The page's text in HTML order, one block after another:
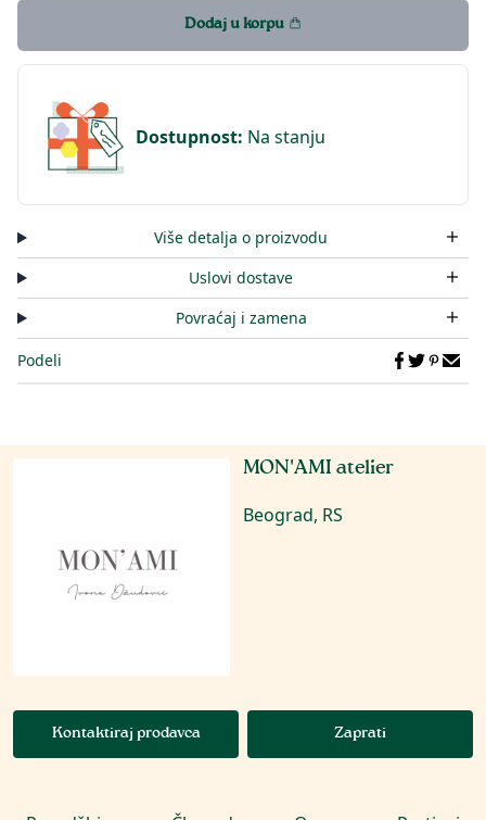
Dodaj u korpu
Dostupnost: Na stanju
Više detalja o proizvodu
Uslovi dostave
Povraćaj i zamena
Podeli
MON'AMI atelier
Beograd, RS
Kontaktiraj prodavca Zaprati